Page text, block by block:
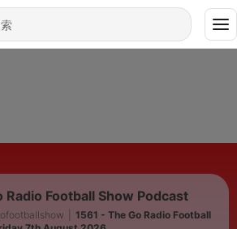
Radio Football Show Podcast
1561 - The Go Radio Football